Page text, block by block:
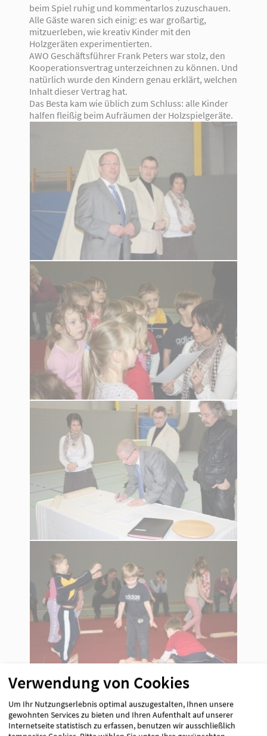
beim Spiel ruhig und kommentarlos zuzuschauen.
Alle Gäste waren sich einig: es war großartig,
mitzuerleben, wie kreativ Kinder mit den
Holzgeräten experimentierten.
AWO Geschäftsführer Frank Peters war stolz, den
Kooperationsvertrag unterzeichnen zu können. Und
natürlich wurde den Kindern genau erklärt, welchen
Inhalt dieser Vertrag hat.
Das Besta kam wie üblich zum Schluss: alle Kinder
halfen fleißig beim Aufräumen der Holzspielgeräte.
Verwendung von Cookies
Um Ihr Nutzungserlebnis optimal auszugestalten, Ihnen unsere
gewohnten Services zu bieten und Ihren Aufenthalt auf unserer
Internetseite statistisch zu erfassen, benutzen wir ausschließlich